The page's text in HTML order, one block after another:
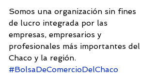
Somos una organización sin fines
de lucro integrada por las
empresas, empresarios y
profesionales más importantes del
Chaco y la región.
#BolsaDeComercioDelChaco